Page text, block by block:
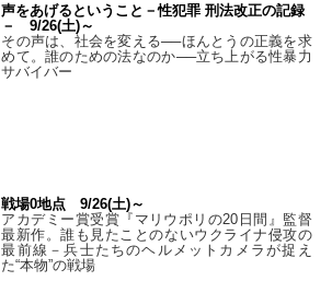
声をあげるということ－性犯罪 刑法改正の記録
－ 9/26(土)～
その声は、社会を変える──ほんとうの正義を求
めて。誰のための法なのか──立ち上がる性暴力
サバイバー
戦場0地点 9/26(土)～
アカデミー賞受賞『マリウポリの20日間』監督
最新作。誰も見たことのないウクライナ侵攻の
最前線－兵士たちのヘルメットカメラが捉え
た“本物”の戦場